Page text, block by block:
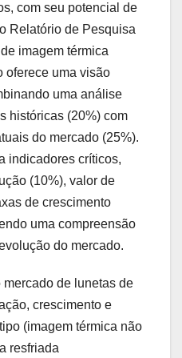
com seu potencial de
Relatório de Pesquisa
imagem térmica
oferece uma visão
uma análise
históricas (20%) com
do mercado (25%).
indicadores críticos,
(10%), valor de
de crescimento
uma compreensão
do mercado.
de lunetas de
crescimento e
(imagem térmica não
resfriada